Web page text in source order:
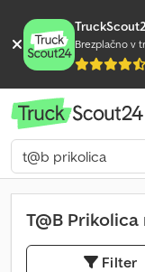
Brezplačno v
T@B
Filter